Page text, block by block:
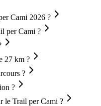
Cami 2026 ?
per Cami ?
27 km ?
?
?
le Trail per Cami ?